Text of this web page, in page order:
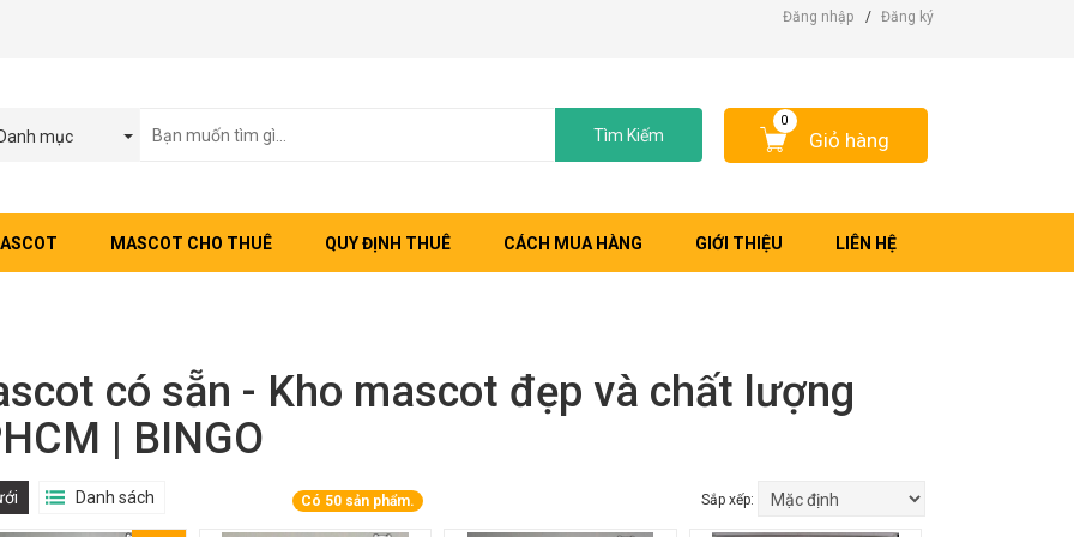
Đăng nhập / Đăng ký
Danh mục Tìm Kiếm Giỏ hàng
0
MASCOT CHO THUÊ QUY ĐỊNH THUÊ CÁCH MUA HÀNG GIỚI THIỆU LIÊN HỆ
có sẵn - Kho mascot đẹp và chất lượng
| BINGO
Danh sách Có 50sản phẩm. Sắp xếp: